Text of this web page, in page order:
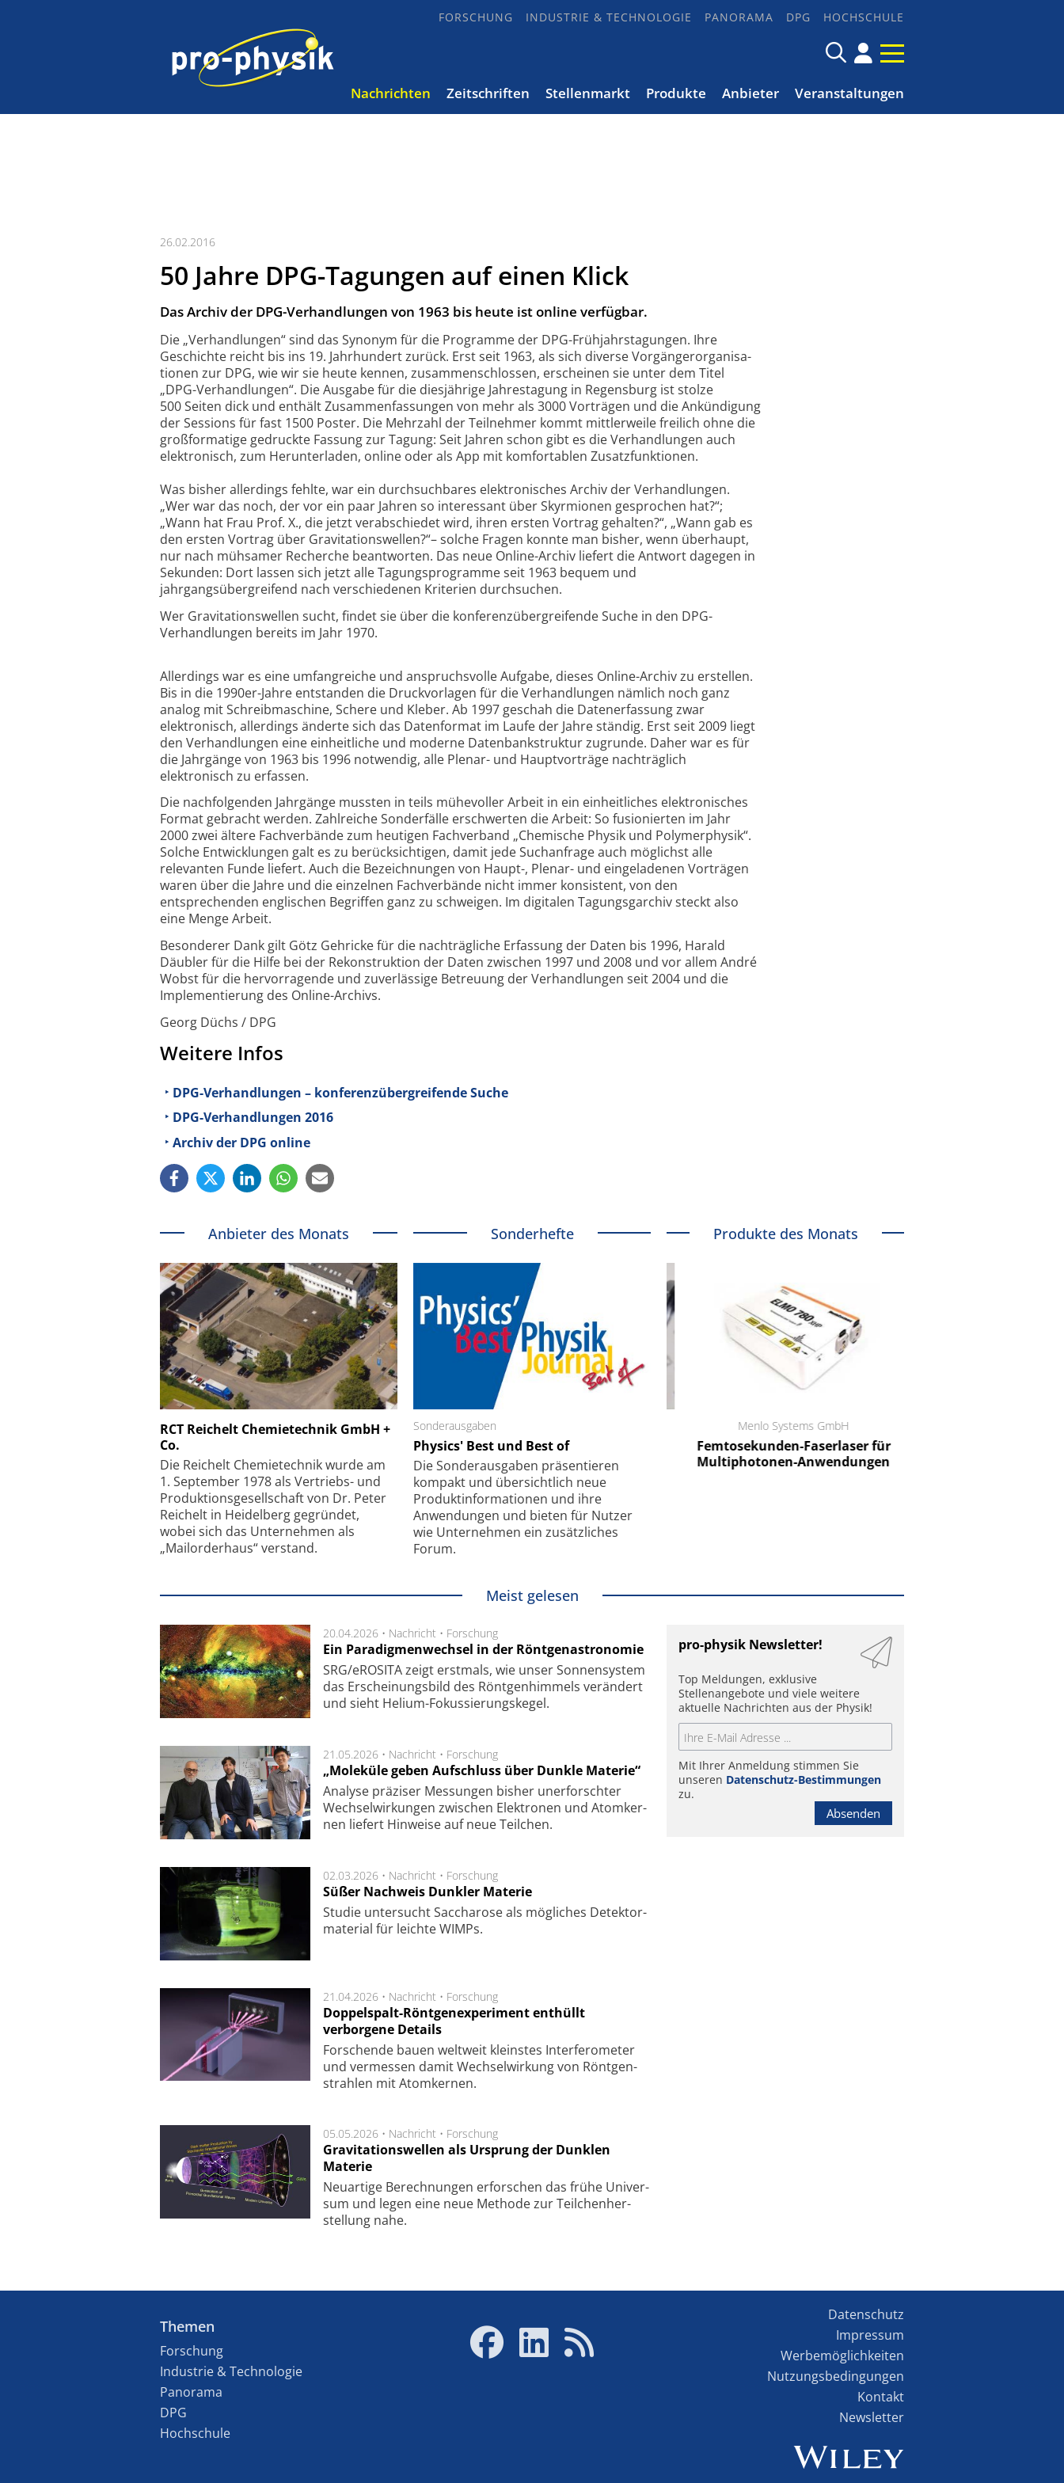
FORSCHUNG INDUSTRIE & TECHNOLOGIE PANORAMA DPG HOCHSCHULE
Nachrichten Zeitschriften Stellenmarkt Produkte Anbieter Veranstaltungen
26.02.2016
50 Jahre DPG-Tagungen auf einen Klick
Das Archiv der DPG-Verhandlungen von 1963 bis heute ist online verfügbar.
Die „Verhandlungen“ sind das Synonym für die Programme der DPG-Frühjahrstagungen. Ihre
Geschichte reicht bis ins 19. Jahrhundert zurück. Erst seit 1963, als sich diverse Vorgängerorganisa­
tionen zur DPG, wie wir sie heute kennen, zusammenschlossen, erscheinen sie unter dem Titel
„DPG-Verhandlungen“. Die Aus­gabe für die diesjährige Jahrestagung in Regens­burg ist stolze
500 Seiten dick und enthält Zusammen­fassungen von mehr als 3000 Vorträgen und die Ankündigung
der Sessions für fast 1500 Pos­ter. Die Mehrzahl der Teilnehmer kommt mittlerweile freilich ohne die
großformatige gedruckte Fassung zur Tagung: Seit Jahren schon gibt es die Verhandlungen auch
elektronisch, zum Herunterladen, online oder als App mit komfortablen Zusatzfunktionen.
Was bisher allerdings fehlte, war ein durchsuchbares elektronisches Archiv der Verhandlungen.
„Wer war das noch, der vor ein paar Jahren so interessant über Skyrmionen gesprochen hat?“;
„Wann hat Frau Prof. X., die jetzt verabschiedet wird, ihren ersten Vortrag gehalten?“, „Wann gab es
den ersten Vortrag über Gravitationswellen?“– solche Fragen konnte man bisher, wenn überhaupt,
nur nach mühsamer Recherche beantworten. Das neue Online-Archiv liefert die Antwort dagegen in
Sekunden: Dort lassen sich jetzt alle Tagungsprogramme seit 1963 bequem und
jahrgangsübergreifend nach verschiedenen Kriterien durchsuchen.
Wer Gravitationswellen sucht, findet sie über die konferenzübergreifende Suche in den DPG-
Verhandlungen bereits im Jahr 1970.
Allerdings war es eine umfangreiche und anspruchsvolle Aufgabe, dieses Online-Archiv zu erstellen.
Bis in die 1990er-Jahre entstanden die Druckvorlagen für die Verhandlungen nämlich noch ganz
analog mit Schreibmaschine, Schere und Kleber. Ab 1997 geschah die Datenerfassung zwar
elektronisch, allerdings änderte sich das Datenformat im Laufe der Jahre ständig. Erst seit 2009 liegt
den Verhandlungen eine einheitliche und moderne Datenbankstruktur zugrunde. Daher war es für
die Jahrgänge von 1963 bis 1996 notwendig, alle Plenar- und Hauptvorträge nachträglich
elektronisch zu erfassen.
Die nachfolgenden Jahrgänge mussten in teils mühevoller Arbeit in ein einheitliches elektronisches
Format gebracht werden. Zahlreiche Sonderfälle erschwerten die Arbeit: So fusionierten im Jahr
2000 zwei ältere Fachverbände zum heutigen Fachverband „Chemische Physik und Polymerphysik“.
Solche Entwicklungen galt es zu berücksichtigen, damit jede Suchanfrage auch möglichst alle
relevanten Funde liefert. Auch die Bezeichnungen von Haupt-, Plenar- und eingeladenen Vorträgen
waren über die Jahre und die einzelnen Fachverbände nicht immer konsistent, von den
entsprechenden englischen Begriffen ganz zu schweigen. Im digitalen Tagungsgarchiv steckt also
eine Menge Arbeit.
Besonderer Dank gilt Götz Gehricke für die nachträgliche Erfassung der Daten bis 1996, Harald
Däubler für die Hilfe bei der Rekonstruktion der Daten zwischen 1997 und 2008 und vor allem André
Wobst für die hervorragende und zuverlässige Betreuung der Verhandlungen seit 2004 und die
Implementierung des Online-Archivs.
Georg Düchs / DPG
Weitere Infos
DPG-Verhandlungen – konferenzübergreifende Suche
DPG-Verhandlungen 2016
Archiv der DPG online
Anbieter des Monats
RCT Reichelt Chemietechnik GmbH +
Co.
Die Reichelt Chemietechnik wurde am
1. September 1978 als Vertriebs- und
Produktionsgesellschaft von Dr. Peter
Reichelt in Heidelberg gegründet,
wobei sich das Unternehmen als
„Mailorderhaus“ verstand.
Sonderhefte
Sonderausgaben
Physics' Best und Best of
Die Sonder­ausgaben präsentieren
kompakt und übersichtlich neue
Produkt­informationen und ihre
Anwendungen und bieten für Nutzer
wie Unternehmen ein zusätzliches
Forum.
Produkte des Monats
Schäfter + Kirchhoff GmbH
Feinfokussierungsmechanismus
Elektronenmikroskopie auf
kleinstem Raum
Menlo Systems GmbH
Femtosekunden-Faserlaser für
Multiphotonen-Anwendungen
Meist gelesen
20.04.2026 • Nachricht • Forschung
Ein Paradigmenwechsel in der Röntgenastronomie
SRG/eROSITA zeigt erst­mals, wie unser Son­nen­sys­tem
das Er­schei­nungs­bild des Rönt­gen­him­mels ver­än­dert
und sieht Helium-Fokus­sie­rungs­ke­gel.
21.05.2026 • Nachricht • Forschung
„Moleküle geben Aufschluss über Dunkle Materie“
Analyse prä­zi­ser Mes­sung­en bis­her un­er­for­schter
Wech­sel­wir­kung­en zwi­schen Elek­tro­nen und Atom­ker­
nen lie­fert Hin­wei­se auf neue Teil­chen.
02.03.2026 • Nachricht • Forschung
Süßer Nachweis Dunkler Materie
Studie unter­sucht Saccha­ro­se als mög­li­ches De­tek­tor­
ma­te­rial für leich­te WIMPs.
21.04.2026 • Nachricht • Forschung
Doppelspalt-Röntgenexperiment enthüllt
verborgene Details
For­schen­de bau­en welt­weit kleins­tes In­ter­fe­ro­me­ter
und ver­mes­sen da­mit Wech­sel­wir­kung von Rönt­gen­
strah­len mit Atom­ker­nen.
05.05.2026 • Nachricht • Forschung
Gravitationswellen als Ursprung der Dunklen
Materie
Neu­artige Be­rech­nung­en er­for­schen das frü­he Uni­ver­
sum und legen eine neue Me­tho­de zur Teil­chen­her­
stel­lung nahe.
pro-physik Newsletter!
Top Meldungen, exklusive
Stellenangebote und viele weitere
aktuelle Nachrichten aus der Physik!
Mit Ihrer Anmeldung stimmen Sie
unseren Datenschutz-Bestimmungen
zu.
Absenden
Themen
Forschung
Industrie & Technologie
Panorama
DPG
Hochschule
Datenschutz
Impressum
Werbemöglichkeiten
Nutzungsbedingungen
Kontakt
Newsletter